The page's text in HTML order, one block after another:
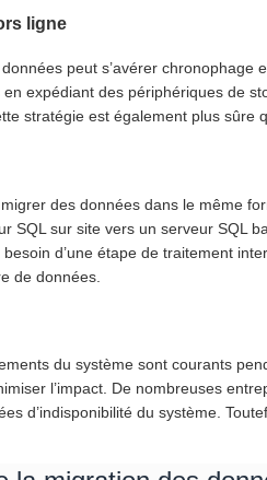
ligne
peut s’avérer
expédiant des périphériques de
stratégie est également plus sûre
des données dans le même
SQL sur site vers un serveur SQL
d’une étape de traitement
de données.
du système sont courants
l’impact. De nombreuses
d’indisponibilité du système.